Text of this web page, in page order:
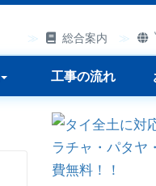
総合案内
工事の流れ